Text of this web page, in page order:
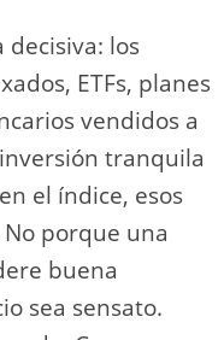
decisiva: los
ETFs, planes
vendidos a
tranquila
el índice, esos
porque una
buena
sea sensato.